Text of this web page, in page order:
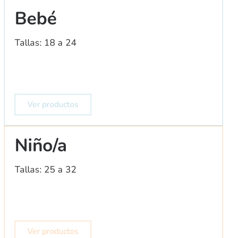
Bebé
Tallas: 18 a 24
Ver productos
Niño/a
Tallas: 25 a 32
Ver productos